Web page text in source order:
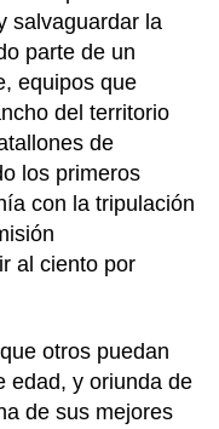
salvaguardar la
parte de un
equipos que
del territorio
de
los primeros
con la tripulación
al ciento por
otros puedan
edad, y oriunda de
de sus mejores